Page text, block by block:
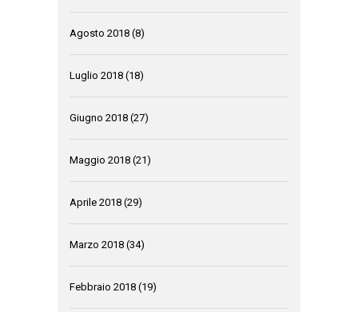
Agosto 2018 (8)
Luglio 2018 (18)
Giugno 2018 (27)
Maggio 2018 (21)
Aprile 2018 (29)
Marzo 2018 (34)
Febbraio 2018 (19)